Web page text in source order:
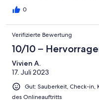
0
Verifizierte Bewertung
10/10 –
Vivien A.
17. Juli 2023
Gut: Sauberkeit, Check-in,
des Onlineauftritts